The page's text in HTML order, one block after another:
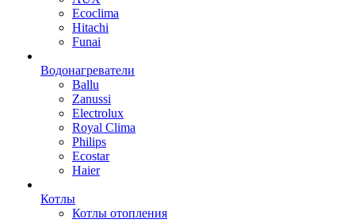
Ecoclima
Hitachi
Funai
Водонагреватели
Ballu
Zanussi
Electrolux
Royal Clima
Philips
Ecostar
Haier
Котлы
Котлы отопления